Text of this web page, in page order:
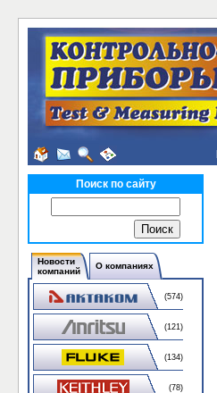
Поиск по сайту
Новости
компаний
О компаниях
(574)
(121)
(134)
(78)